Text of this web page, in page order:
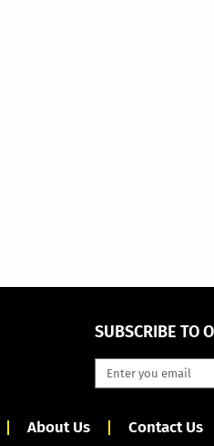
SUBSCRIBE TO
About Us Contact Us